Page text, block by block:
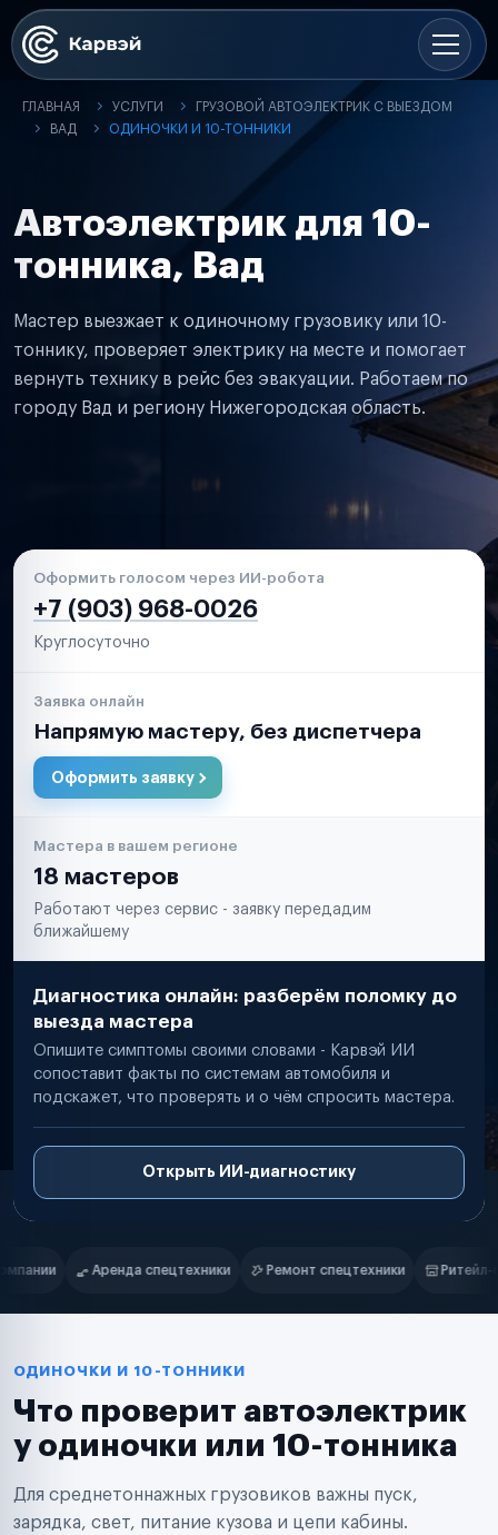
ГЛАВНАЯ УСЛУГИ
ГРУЗОВОЙ АВТОЭЛЕКТРИК С ВЫЕЗДОМ
ВАД
ОДИНОЧКИ И 10-ТОННИКИ
Автоэлектрик для 10-
тонника, Вад
Мастер выезжает к одиночному грузовику или 10-
тоннику, проверяет электрику на месте и помогает
вернуть технику в рейс без эвакуации. Работаем по
городу Вад и региону Нижегородская область.
Оформить голосом через ИИ-робота
+7 (903) 968-0026
Круглосуточно
Заявка онлайн
Напрямую мастеру, без диспетчера
Оформить заявку
Мастера в вашем регионе
18 мастеров
Работают через сервис - заявку передадим
ближайшему
Диагностика онлайн: разберём поломку до
выезда мастера
Опишите симптомы своими словами - Карвэй ИИ
сопоставит факты по системам автомобиля и
подскажет, что проверять и о чём спросить мастера.
Открыть ИИ-диагностику
Нам доверяют
Ремонт спецтехники Ритейл-сети Управляющие
Маркетплейсы
Таксопарки
Автодилеры
Поставщики запчастей
Аренда спецтехники
Ремонт спецтехники
ОДИНОЧКИ И 10-ТОННИКИ
Что проверит автоэлектрик
у одиночки или 10-тонника
Для среднетоннажных грузовиков важны пуск,
зарядка, свет, питание кузова и цепи кабины.